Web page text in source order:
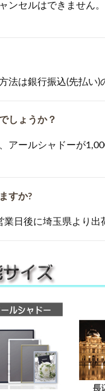
ンセルはできません
法は銀行振込(先払
しょうか？
アールシャドーが
すか?
日後に埼玉県より